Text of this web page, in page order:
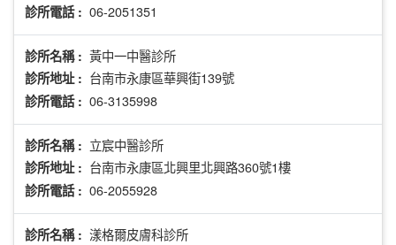
診所電話 : 06-2051351
診所名稱 : 黃中一中醫診所
診所地址 : 台南市永康區華興街139號
診所電話 : 06-3135998
診所名稱 : 立宸中醫診所
診所地址 : 台南市永康區北興里北興路360號1樓
診所電話 : 06-2055928
診所名稱 : 漾格爾皮膚科診所